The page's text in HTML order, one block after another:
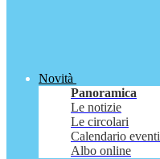
Novità
Panoramica
Le notizie
Le circolari
Calendario eventi
Albo online